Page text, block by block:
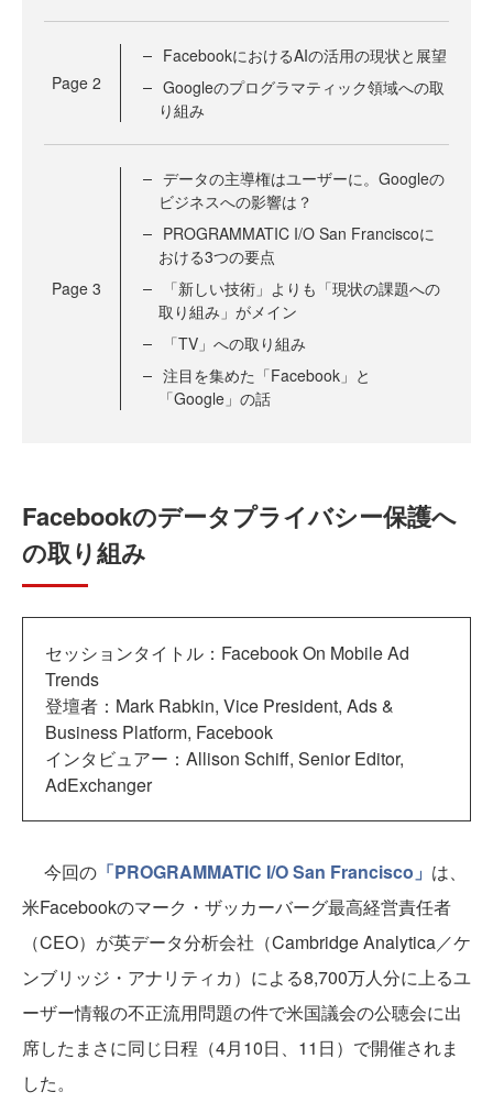
Page 2
FacebookにおけるAIの活用の現状と展望
Googleのプログラマティック領域への取
り組み
Page 3
データの主導権はユーザーに。Googleの
ビジネスへの影響は？
PROGRAMMATIC I/O San Franciscoに
おける3つの要点
「新しい技術」よりも「現状の課題への
取り組み」がメイン
「TV」への取り組み
注目を集めた「Facebook」と
「Google」の話
Facebookのデータプライバシー保護へ
の取り組み
セッションタイトル：Facebook On Mobile Ad
Trends
登壇者：Mark Rabkin, Vice President, Ads &
Business Platform, Facebook
インタビュアー：Allison Schiff, Senior Editor,
AdExchanger
今回の 「PROGRAMMATIC I/O San Francisco」 は、
米Facebookのマーク・ザッカーバーグ最高経営責任者
（CEO）が英データ分析会社（Cambridge Analytica／ケ
ンブリッジ・アナリティカ）による8,700万人分に上るユ
ーザー情報の不正流用問題の件で米国議会の公聴会に出
席したまさに同じ日程（4月10日、11日）で開催されま
した。